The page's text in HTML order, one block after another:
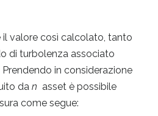
valore così calcolato, tanto
di turbolenza associato
Prendendo in considerazione
da n asset è possibile
come segue: